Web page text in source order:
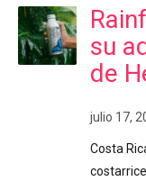
su
de
julio 17,
Costa